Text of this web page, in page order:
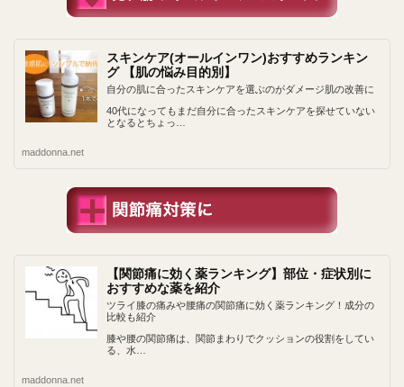
スキンケア(オールインワン)おすすめランキン
グ 【肌の悩み目的別】
自分の肌に合ったスキンケアを選ぶのがダメージ肌の改善に
40代になってもまだ自分に合ったスキンケアを探せていない
となるとちょっ…
maddonna.net
【関節痛に効く薬ランキング】部位・症状別に
おすすめな薬を紹介
ツライ膝の痛みや腰痛の関節痛に効く薬ランキング！成分の
比較も紹介
膝や腰の関節痛は、関節まわりでクッションの役割をしてい
る、水…
maddonna.net